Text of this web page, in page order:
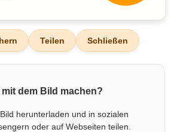
Teilen Schließen
dem Bild machen?
herunterladen und in sozialen
oder auf Webseiten teilen.